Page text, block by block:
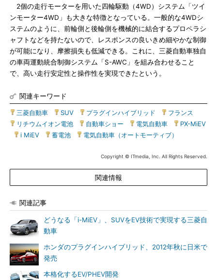
2個の走行モーターを用いた四輪駆動（4WD）システム「ツイ
ンモーター4WD」も大きな特徴となっている。一般的な4WDシ
ステムのように、前輪側と後輪側を機械的に結合するプロペラシ
ャフトなどを持たないので、レスポンスの良いきめ細やかな制御
が可能になり、摩擦損失も低減できる。これに、三菱自動車独自
の車両運動統合制御システム「S-AWC」を組み合わせること
で、高い走行安定性と操作性を実現できたという。
関連キーワード
三菱自動車 SUV プラグインハイブリッド フランス
リチウムイオン電池
自動車ショー 電気自動車
PX-MiEV
i MiEV 蓄電池 電気自動車（オートモーティブ）
Copyright © ITmedia, Inc. All Rights Reserved.
関連情報
関連記事
どうなる「i-MiEV」、SUVをEV技術で実現する三菱自
動車
ホンダのプラグインハイブリッド、2012年秋に日米で
発売
本格化するEV/PHEV開発